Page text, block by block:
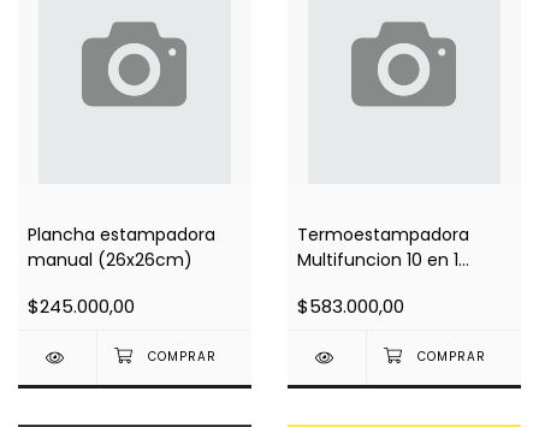
Plancha estampadora
manual (26x26cm)
$245.000,00
Termoestampadora
Multifuncion 10 en 1
$583.000,00